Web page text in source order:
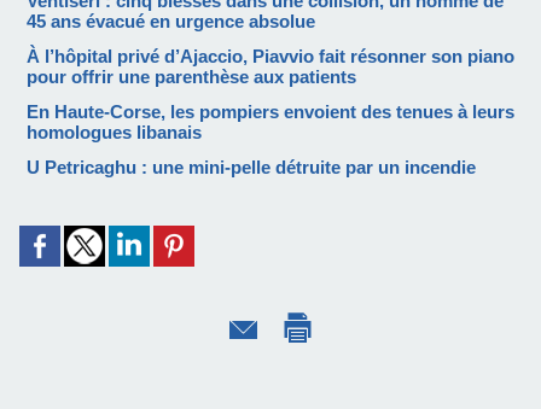
45 ans évacué en urgence absolue
À l’hôpital privé d’Ajaccio, Piavvio fait résonner son piano
pour offrir une parenthèse aux patients
En Haute-Corse, les pompiers envoient des tenues à leurs
homologues libanais
U Petricaghu : une mini-pelle détruite par un incendie